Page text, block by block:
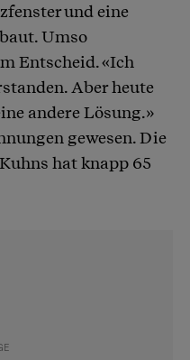
und eine
Umso
Entscheid. «Ich
Aber heute
andere Lösung.»
gewesen. Die
hat knapp 65